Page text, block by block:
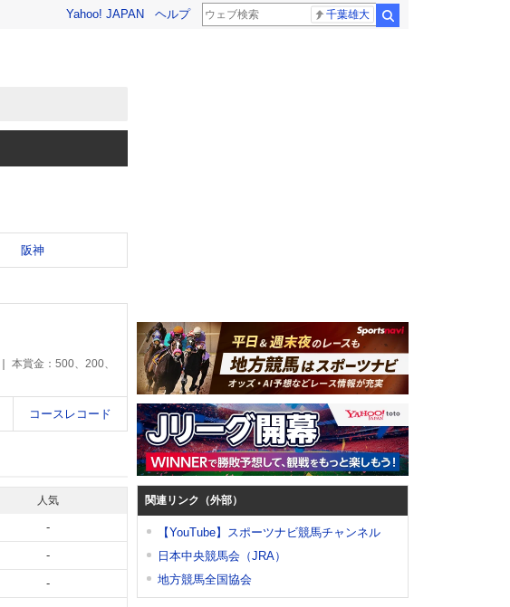
Yahoo! JAPAN ヘルプ 千葉雄大
阪神
本賞金：500、200、
コースレコード
人気
-
-
-
関連リンク（外部）
【YouTube】スポーツナビ競馬チャンネル
日本中央競馬会（JRA）
地方競馬全国協会